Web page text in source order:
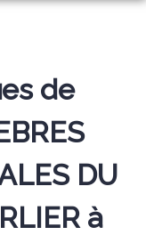
de
DU
à